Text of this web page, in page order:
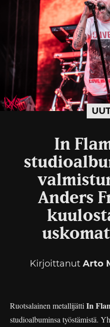
In
Anders
Kirjoittanut Arto
Ruotsalainen metallijätti In
studioalbuminsa työstämistä.